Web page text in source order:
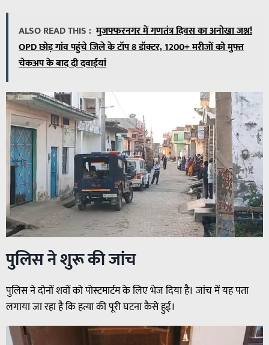
ALSO READ THIS : मुजफ्फरनगर में गणतंत्र दिवस का अनोखा जश्न!
OPD छोड़ गांव पहुंचे जिले के टॉप 8 डॉक्टर, 1200+ मरीजों को मुफ्त
चेकअप के बाद दी दवाईयां
पुलिस ने शुरू की जांच
पुलिस ने दोनों शवों को पोस्टमार्टम के लिए भेज दिया है। जांच में यह पता
लगाया जा रहा है कि हत्या की पूरी घटना कैसे हुई।